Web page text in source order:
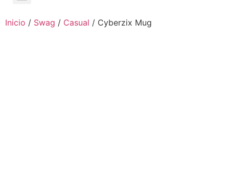
Inicio / Swag / Casual / Cyberzix Mug